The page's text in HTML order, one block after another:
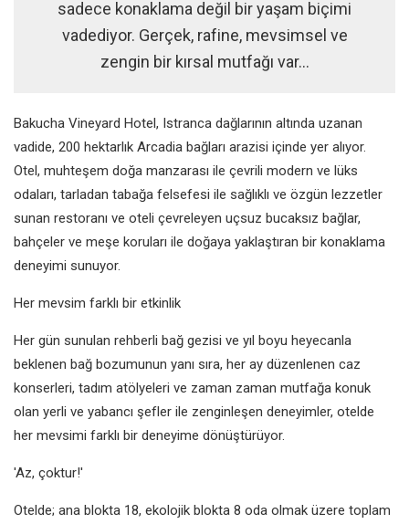
sadece konaklama değil bir yaşam biçimi
vadediyor. Gerçek, rafine, mevsimsel ve
zengin bir kırsal mutfağı var…
Bakucha Vineyard Hotel, Istranca dağlarının altında uzanan
vadide, 200 hektarlık Arcadia bağları arazisi içinde yer alıyor.
Otel, muhteşem doğa manzarası ile çevrili modern ve lüks
odaları, tarladan tabağa felsefesi ile sağlıklı ve özgün lezzetler
sunan restoranı ve oteli çevreleyen uçsuz bucaksız bağlar,
bahçeler ve meşe koruları ile doğaya yaklaştıran bir konaklama
deneyimi sunuyor.
Her mevsim farklı bir etkinlik
Her gün sunulan rehberli bağ gezisi ve yıl boyu heyecanla
beklenen bağ bozumunun yanı sıra, her ay düzenlenen caz
konserleri, tadım atölyeleri ve zaman zaman mutfağa konuk
olan yerli ve yabancı şefler ile zenginleşen deneyimler, otelde
her mevsimi farklı bir deneyime dönüştürüyor.
'Az, çoktur!'
Otelde; ana blokta 18, ekolojik blokta 8 oda olmak üzere toplam